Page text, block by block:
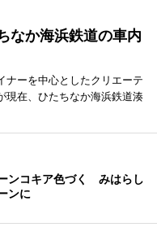
なか海浜鉄道の車内
ナーを中心としたクリエーテ
現在、ひたちなか海浜鉄道湊
ンコキア色づく みはらし
ンに